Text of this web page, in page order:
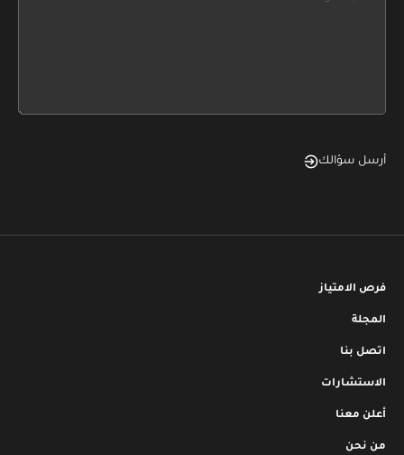
أرسل سؤالك
فرص الامتياز
المجلة
اتصل بنا
الاستشارات
أعلن معنا
من نحن